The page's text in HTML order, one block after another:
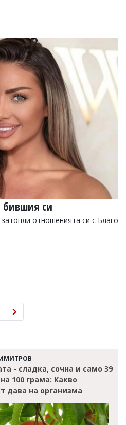
бившия си
отношенията си с Благо
- сладка, сочна и само 39
100 грама: Какво
дава на организма